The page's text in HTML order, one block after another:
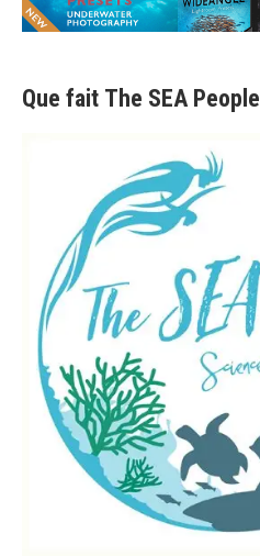
Que fait The SEA People